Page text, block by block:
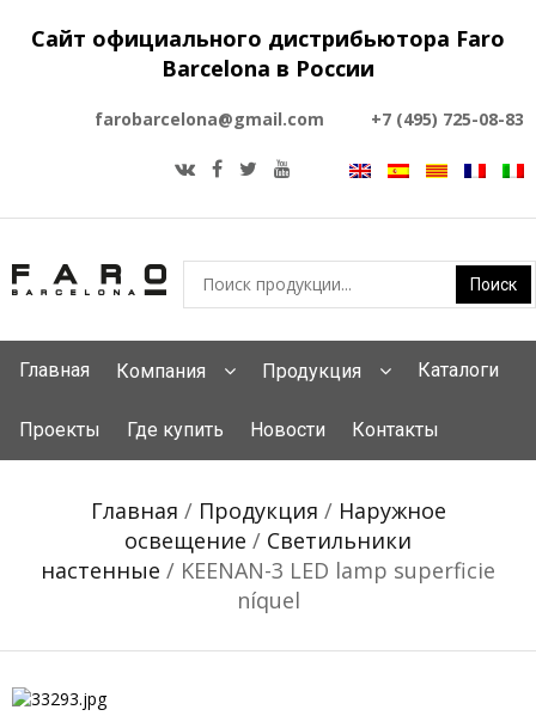
Сайт официального дистрибьютора Faro
Barcelona в России
farobarcelona@gmail.com +7 (495) 725-08-83
Главная Компания Продукция Каталоги
Проекты Где купить Новости Контакты
Главная / Продукция / Наружное
освещение / Светильники
настенные / KEENAN-3 LED lamp superficie
níquel